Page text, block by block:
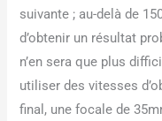
suivante ; au-delà de
d’obtenir un résultat
n’en sera que plus
utiliser des vitesses
final, une focale de